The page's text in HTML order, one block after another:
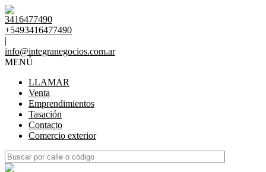
3416477490
+5493416477490
|
info@integranegocios.com.ar
MENÚ
LLAMAR
Venta
Emprendimientos
Tasación
Contacto
Comercio exterior